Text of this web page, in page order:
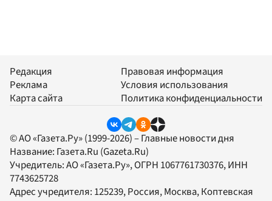
Редакция
Реклама
Карта сайта
Правовая информация
Условия использования
Политика конфиденциальности
© АО «Газета.Ру» (1999-2026) – Главные новости дня
Название: Газета.Ru (Gazeta.Ru)
Учредитель:АО «Газета.Ру», ОГРН 1067761730376, ИНН
7743625728
Адрес учредителя: 125239, Россия, Москва, Коптевская